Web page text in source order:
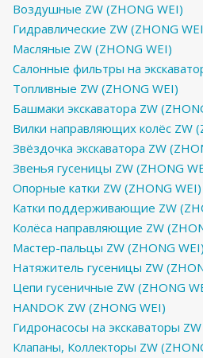
Воздушные ZW (ZHONG WEI)
Гидравлические ZW (ZHONG
Масляные ZW (ZHONG WEI)
Салонные фильтры на
Топливные ZW (ZHONG WEI)
Башмаки экскаватора ZW
Вилки направляющих колёс ZW
Звёздочка экскаватора ZW
Звенья гусеницы ZW (ZHONG
Опорные катки ZW (ZHONG WEI)
Катки поддерживающие ZW
Колёса направляющие ZW
Мастер-пальцы ZW (ZHONG WEI)
Натяжитель гусеницы ZW
Цепи гусеничные ZW (ZHONG
HANDOK ZW (ZHONG WEI)
Гидронасосы на экскаваторы
Клапаны, Коллекторы ZW